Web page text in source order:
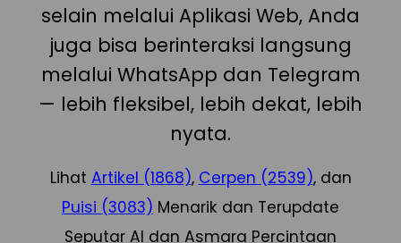
selain melalui Aplikasi Web, Anda
juga bisa berinteraksi langsung
melalui WhatsApp dan Telegram
— lebih fleksibel, lebih dekat, lebih
nyata.
Lihat Artikel (1868), Cerpen (2539), dan
Puisi (3083) Menarik dan Terupdate
Seputar AI dan Asmara Percintaan